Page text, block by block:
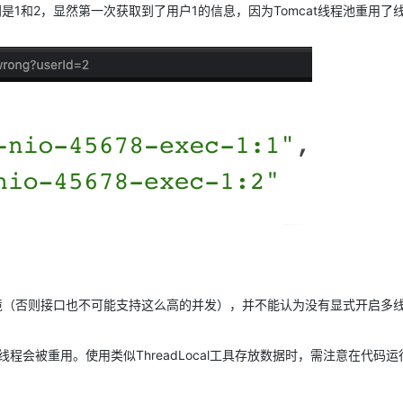
1和2，显然第一次获取到了用户1的信息，因为Tomcat线程池重用了
否则接口也不可能支持这么高的并发），并不能认为没有显式开启多
程会被重用。使用类似ThreadLocal工具存放数据时，需注意在代码运